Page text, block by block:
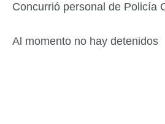
Concurrió personal de Policía
Al momento no hay detenidos